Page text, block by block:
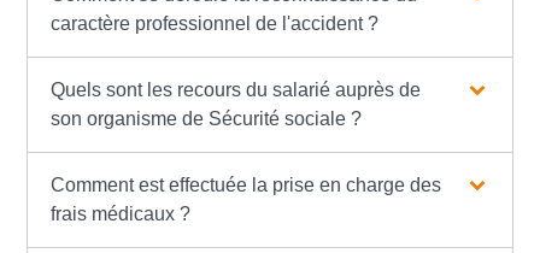
caractère professionnel de l'accident ?
Quels sont les recours du salarié auprès de
son organisme de Sécurité sociale ?
Comment est effectuée la prise en charge des
frais médicaux ?